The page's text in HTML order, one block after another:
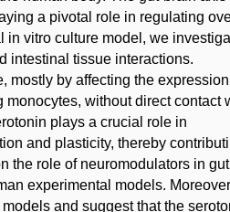
a pivotal role in regulating
vitro culture model, we
intestinal tissue interactions.
mostly by affecting the
without direct contact
plays a crucial role in
and plasticity, thereby
the role of neuromodulators in gut
experimental models.
and suggest that the